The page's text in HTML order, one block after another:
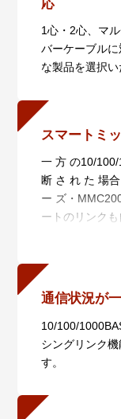
応
1心・2心、マ
バーケーブル
な製品を選択い
スマートミ
一 方 の10/
断 さ れ た 場
ー ズ・
ートのリンクも
光 ポ ートのリ
自動的に切断し
10/100/
には対向機の
トLEDが点滅
には10/100/
この機能は
通信状況が
10/100/
シングリンク
す。